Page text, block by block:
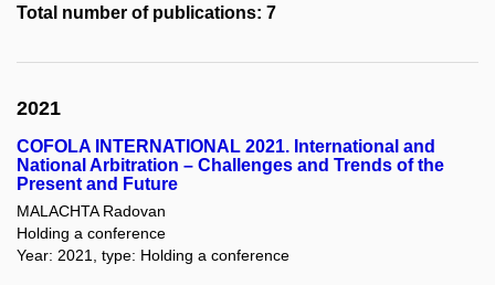
Total number of publications: 7
2021
COFOLA INTERNATIONAL 2021. International and
National Arbitration – Challenges and Trends of the
Present and Future
MALACHTA Radovan
Holding a conference
Year: 2021, type: Holding a conference